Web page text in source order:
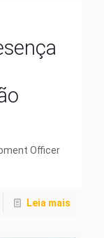
Officer
Leia mais